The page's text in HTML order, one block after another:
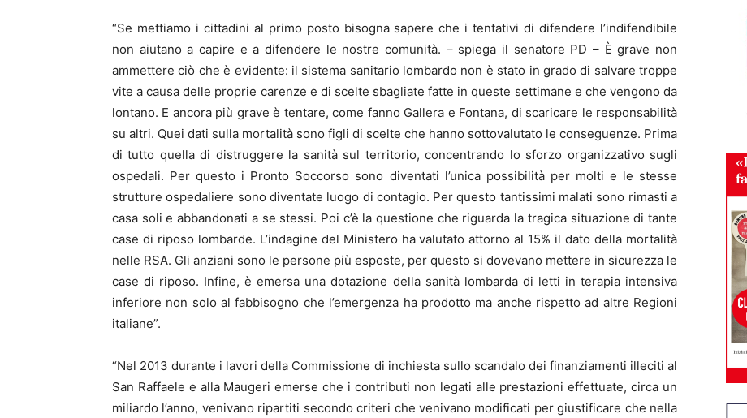
“Se mettiamo i cittadini al primo posto bisogna sapere che i tentativi di difendere l’indifendibile
non aiutano a capire e a difendere le nostre comunità. – spiega il senatore PD – È grave non
ammettere ciò che è evidente: il sistema sanitario lombardo non è stato in grado di salvare troppe
vite a causa delle proprie carenze e di scelte sbagliate fatte in queste settimane e che vengono da
lontano. E ancora più grave è tentare, come fanno Gallera e Fontana, di scaricare le responsabilità
su altri. Quei dati sulla mortalità sono figli di scelte che hanno sottovalutato le conseguenze. Prima
di tutto quella di distruggere la sanità sul territorio, concentrando lo sforzo organizzativo sugli
ospedali. Per questo i Pronto Soccorso sono diventati l’unica possibilità per molti e le stesse
strutture ospedaliere sono diventate luogo di contagio. Per questo tantissimi malati sono rimasti a
casa soli e abbandonati a se stessi. Poi c’è la questione che riguarda la tragica situazione di tante
case di riposo lombarde. L’indagine del Ministero ha valutato attorno al 15% il dato della mortalità
nelle RSA. Gli anziani sono le persone più esposte, per questo si dovevano mettere in sicurezza le
case di riposo. Infine, è emersa una dotazione della sanità lombarda di letti in terapia intensiva
inferiore non solo al fabbisogno che l’emergenza ha prodotto ma anche rispetto ad altre Regioni
italiane”.
“Nel 2013 durante i lavori della Commissione di inchiesta sullo scandalo dei finanziamenti illeciti al
San Raffaele e alla Maugeri emerse che i contributi non legati alle prestazioni effettuate, circa un
miliardo l’anno, venivano ripartiti secondo criteri che venivano modificati per giustificare che nella